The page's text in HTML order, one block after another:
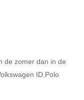
de zomer dan in de
ID.Polo